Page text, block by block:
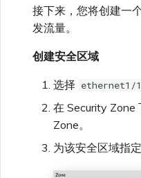
接下来，您将创建一
发流量。
创建安全区域
选择 ethernet1/
在 Security Zone
Zone。
为该安全区域指